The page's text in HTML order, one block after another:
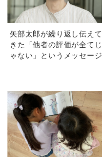
矢部太郎が繰り返し伝えて
きた「他者の評価が全てじ
ゃない」というメッセージ